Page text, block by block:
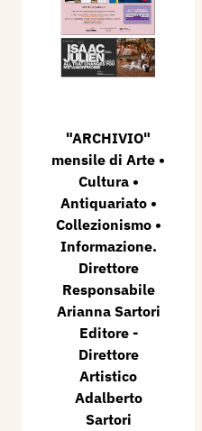
"ARCHIVIO"
mensile di Arte •
Cultura •
Antiquariato •
Collezionismo •
Informazione.
Direttore
Responsabile
Arianna Sartori
Editore -
Direttore
Artistico
Adalberto
Sartori